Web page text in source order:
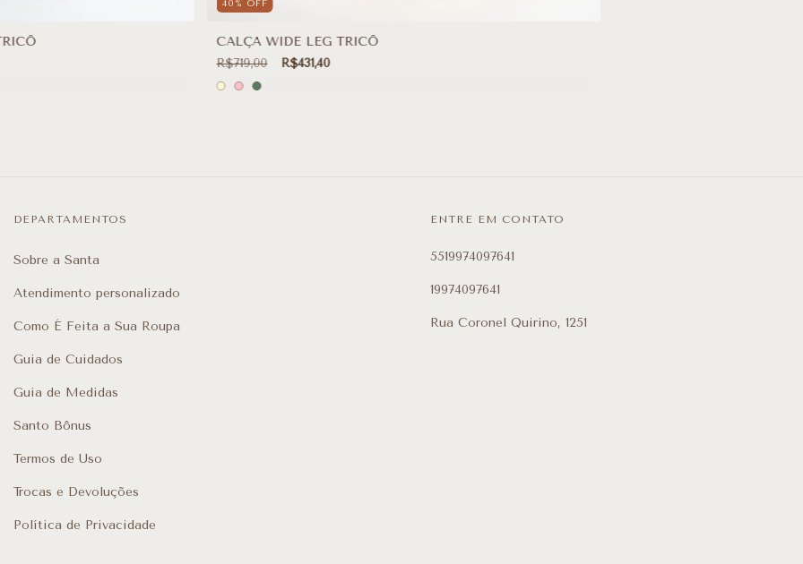
40 % OFF
CALÇA WIDE LEG TRICÔ
R$719,00 R$431,40
DEPARTAMENTOS
Sobre a Santa
Atendimento personalizado
Como É Feita a Sua Roupa
Guia de Cuidados
Guia de Medidas
Santo Bônus
Termos de Uso
Trocas e Devoluções
Política de Privacidade
ENTRE EM CONTATO
5519974097641
19974097641
Rua Coronel Quirino, 1251